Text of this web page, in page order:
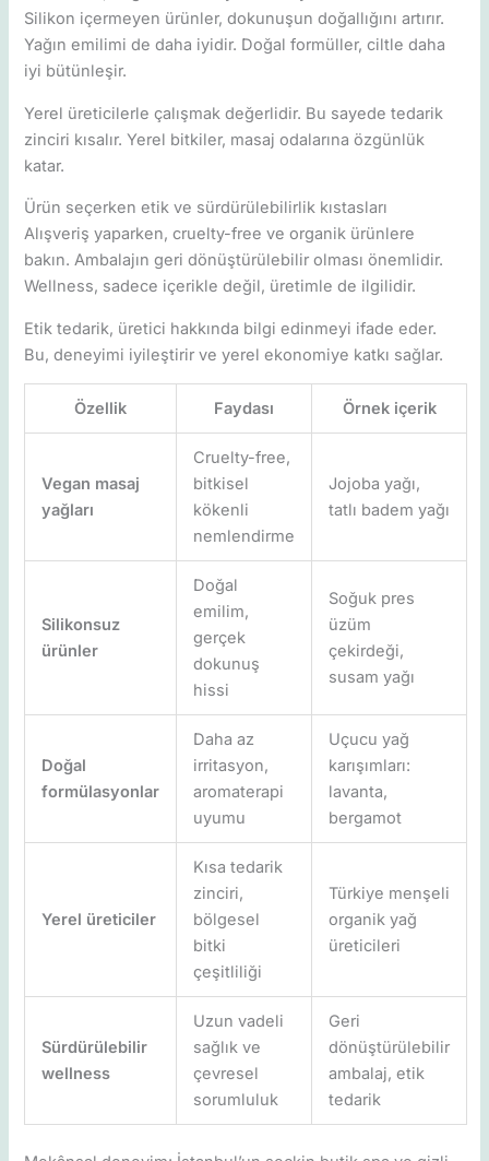
Silikon içermeyen ürünler, dokunuşun doğallığını artırır.
Yağın emilimi de daha iyidir. Doğal formüller, ciltle daha
iyi bütünleşir.
Yerel üreticilerle çalışmak değerlidir. Bu sayede tedarik
zinciri kısalır. Yerel bitkiler, masaj odalarına özgünlük
katar.
Ürün seçerken etik ve sürdürülebilirlik kıstasları
Alışveriş yaparken, cruelty-free ve organik ürünlere
bakın. Ambalajın geri dönüştürülebilir olması önemlidir.
Wellness, sadece içerikle değil, üretimle de ilgilidir.
Etik tedarik, üretici hakkında bilgi edinmeyi ifade eder.
Bu, deneyimi iyileştirir ve yerel ekonomiye katkı sağlar.
Özellik Faydası Örnek içerik
Vegan masaj
yağları
Cruelty-free,
bitkisel
kökenli
nemlendirme
Jojoba yağı,
tatlı badem yağı
Silikonsuz
ürünler
Doğal
emilim,
gerçek
dokunuş
hissi
Soğuk pres
üzüm
çekirdeği,
susam yağı
Doğal
formülasyonlar
Daha az
irritasyon,
aromaterapi
uyumu
Uçucu yağ
karışımları:
lavanta,
bergamot
Yerel üreticiler
Kısa tedarik
zinciri,
bölgesel
bitki
çeşitliliği
Türkiye menşeli
organik yağ
üreticileri
Sürdürülebilir
wellness
Uzun vadeli
sağlık ve
çevresel
sorumluluk
Geri
dönüştürülebilir
ambalaj, etik
tedarik